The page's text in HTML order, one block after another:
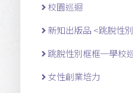
校園巡迴
新知出版品 <跳脫性
跳脫性別框框─學校
女性創業培力